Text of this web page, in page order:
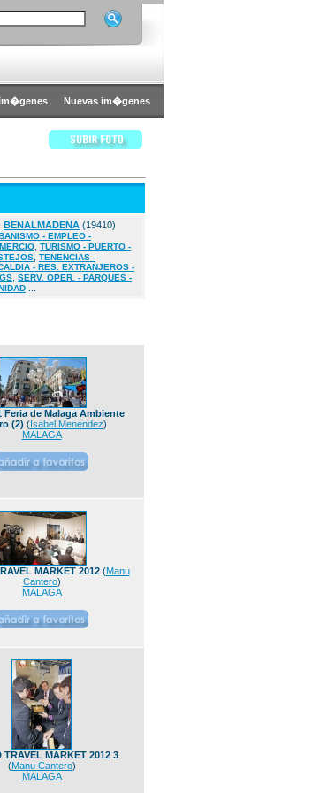
Nuevas im�genes
BENALMADENA (19410)
- EMPLEO -
TURISMO - PUERTO -
TENENCIAS -
- RES. EXTRANJEROS -
SERV. OPER. - PARQUES -
Feria de Malaga Ambiente
(2) (Isabel Menendez)
MALAGA
MARKET 2012(Manu
Cantero)
MALAGA
TRAVEL MARKET 2012 3
(Manu Cantero)
MALAGA